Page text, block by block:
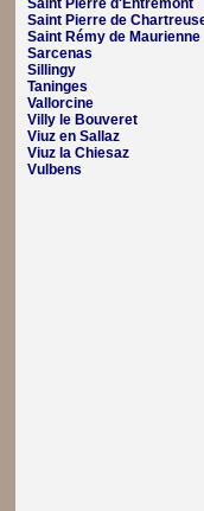
Saint Pierre d'Entremont
Saint Pierre de
Saint Rémy de Maurienne
Sarcenas
Sillingy
Taninges
Vallorcine
Villy le Bouveret
Viuz en Sallaz
Viuz la Chiesaz
Vulbens